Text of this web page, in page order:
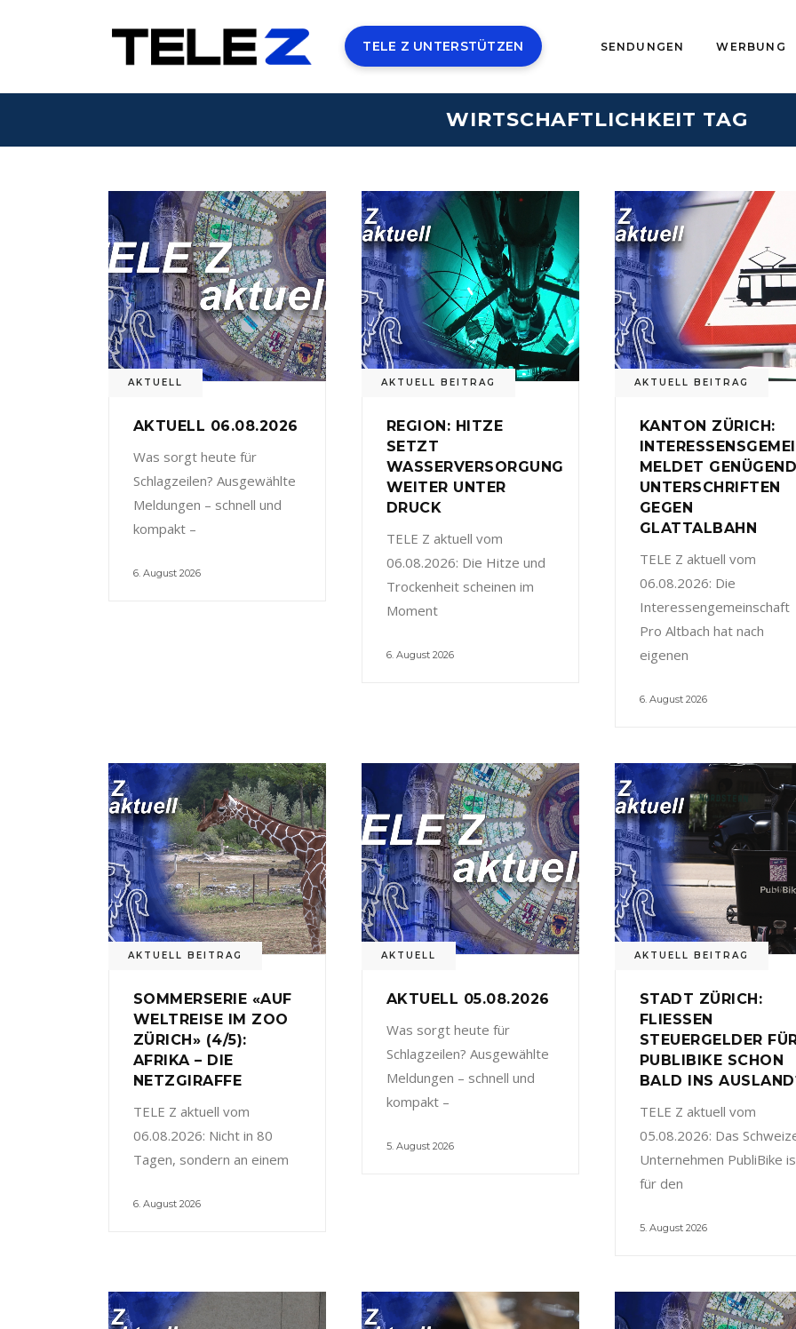
TELE Z UNTERSTÜTZEN SENDUNGEN WERBUNG
WIRTSCHAFTLICHKEIT TAG
AKTUELL
AKTUELL 06.08.2026
Was sorgt heute für
Schlagzeilen? Ausgewählte
Meldungen – schnell und
kompakt –
6. August 2026
AKTUELL BEITRAG
REGION: HITZE
SETZT
WASSERVERSORGUNG
WEITER UNTER
DRUCK
TELE Z aktuell vom
06.08.2026: Die Hitze und
Trockenheit scheinen im
Moment
6. August 2026
AKTUELL BEITRAG
KANTON ZÜRICH:
MELDET
UNTERSCHRIFTEN
GEGEN
GLATTALBAHN
TELE Z aktuell vom
06.08.2026: Die
Interessengemeinschaft
Pro Altbach hat nach
eigenen
6. August 2026
AKTUELL BEITRAG
SOMMERSERIE «AUF
WELTREISE IM ZOO
ZÜRICH» (4/5):
AFRIKA – DIE
NETZGIRAFFE
TELE Z aktuell vom
06.08.2026: Nicht in 80
Tagen, sondern an einem
6. August 2026
AKTUELL
AKTUELL 05.08.2026
Was sorgt heute für
Schlagzeilen? Ausgewählte
Meldungen – schnell und
kompakt –
5. August 2026
AKTUELL BEITRAG
STADT ZÜRICH:
FLIESSEN
STEUERGELDER
PUBLIBIKE SCHON
BALD INS
TELE Z aktuell vom
05.08.2026: Das
Unternehmen PubliBike
für den
5. August 2026